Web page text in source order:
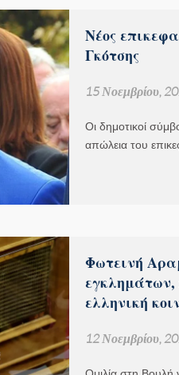
Νέος
Γκότσης
15 Νοεμβρίου,
Οι δημοτικοί
απώλεια του
Φωτεινή
εγκλημάτων,
ελληνική
12 Νοεμβρίου,